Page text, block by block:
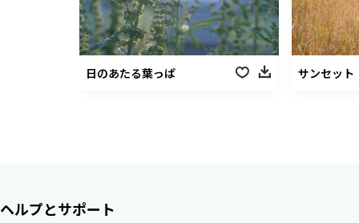
日のあたる葉っぱ サンセット
ヘルプとサポート